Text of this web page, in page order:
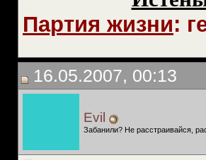
Партия жизни:
16.05.2007, 00:13
Evil
Забанили? Не расстраивайся,